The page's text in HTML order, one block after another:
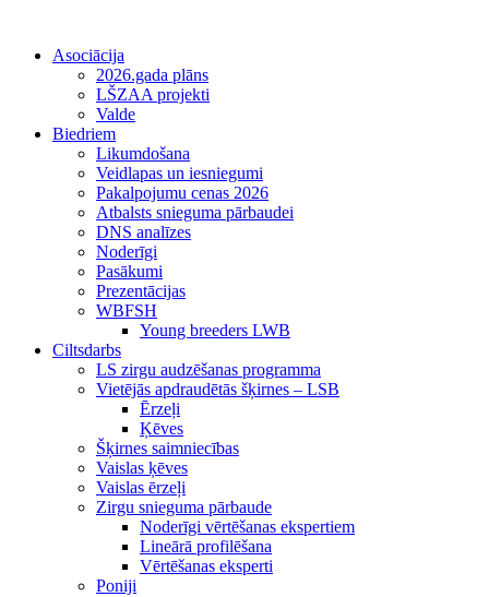
Asociācija
2026.gada plāns
LŠZAA projekti
Valde
Biedriem
Likumdošana
Veidlapas un iesniegumi
Pakalpojumu cenas 2026
Atbalsts snieguma pārbaudei
DNS analīzes
Noderīgi
Pasākumi
Prezentācijas
WBFSH
Young breeders LWB
Ciltsdarbs
LS zirgu audzēšanas programma
Vietējās apdraudētās šķirnes – LSB
Ērzeļi
Ķēves
Šķirnes saimniecības
Vaislas ķēves
Vaislas ērzeļi
Zirgu snieguma pārbaude
Noderīgi vērtēšanas ekspertiem
Lineārā profilēšana
Vērtēšanas eksperti
Poniji